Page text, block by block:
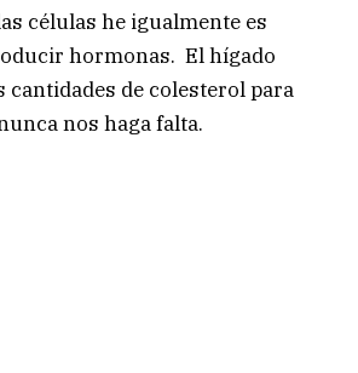
células he igualmente es
hormonas. El hígado
cantidades de colesterol para
nos haga falta.